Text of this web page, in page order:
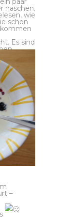
naschen.
wie
schon
Es sind
–